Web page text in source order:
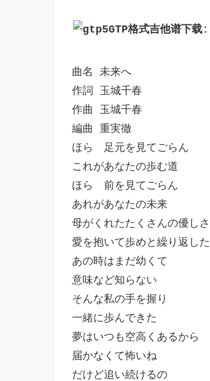
GTP格式吉他谱下载:
曲名 未来へ
作詞 玉城千春
作曲 玉城千春
編曲 重実徹
ほら　足元を見てごらん
これがあなたの歩む道
ほら　前を見てごらん
あれがあなたの未来
母がくれたたくさんの優しさ
愛を抱いて歩めと繰り返した
あの時はまだ幼くて
意味など知らない
そんな私の手を握り
一緒に歩んできた
夢はいつも空高くあるから
届かなくて怖いね
だけど追い続けるの